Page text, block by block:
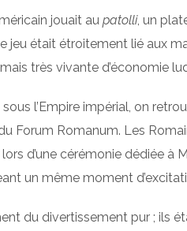
jouait au patolli, un
jeu était étroitement lié aux
très vivante
l’Empire impérial, on
Forum Romanum. Les
d’une cérémonie dédiée à
un même moment
du divertissement pur ; ils